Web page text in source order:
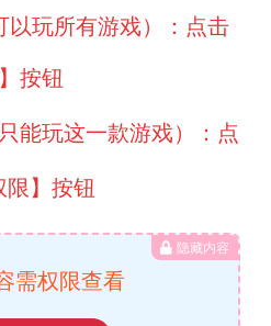
以玩所有游戏）：点击
按钮
能玩这一款游戏）：点
】按钮
隐藏内容
需权限查看